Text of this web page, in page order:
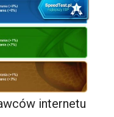
internetu